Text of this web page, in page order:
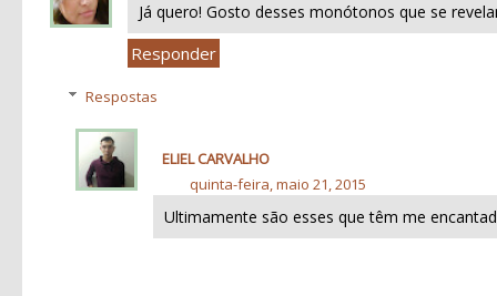
Já quero! Gosto desses monótonos que se
Responder
Respostas
ELIEL CARVALHO
quinta-feira, maio 21, 2015
Ultimamente são esses que têm me